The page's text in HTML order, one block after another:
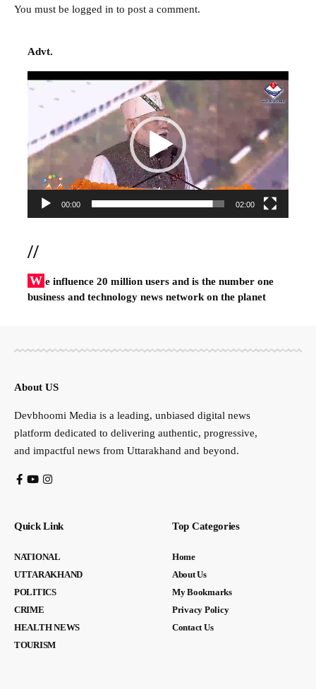
You must be logged in to post a comment.
Advt.
Video
00:00 02:00
//
W e influence 20 million users and is the number one
business and technology news network on the planet
About US
Devbhoomi Media is a leading, unbiased digital news
platform dedicated to delivering authentic, progressive,
and impactful news from Uttarakhand and beyond.
Quick Link
NATIONAL
UTTARAKHAND
POLITICS
CRIME
HEALTH NEWS
TOURISM
Top Categories
Home
About Us
My Bookmarks
Privacy Policy
Contact Us